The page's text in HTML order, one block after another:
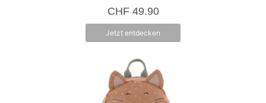
n
5
CHF49.90
Jetzt entdecken